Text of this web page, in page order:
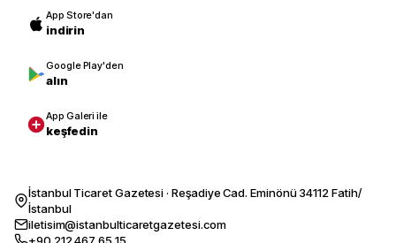
App Store'dan
indirin
Google Play'den
alın
App Galeri ile
keşfedin
İstanbul Ticaret Gazetesi · Reşadiye Cad. Eminönü 34112 Fatih/
İstanbul
iletisim@istanbulticaretgazetesi.com